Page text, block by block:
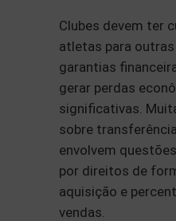
Clubes devem ter
atletas para
garantias
gerar perdas
significativas.
sobre
envolvem
por direitos de
aquisição e
vendas.